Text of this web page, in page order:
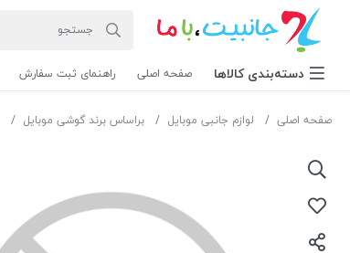
دسته‌بندی‌ کالاها صفحه اصلی راهنمای ثبت سفارش
صفحه اصلی لوازم جانبی موبایل براساس برند گوشی موبایل